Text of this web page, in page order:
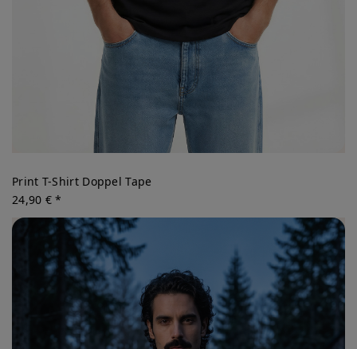
Print T-Shirt Doppel Tape
24,90 € *